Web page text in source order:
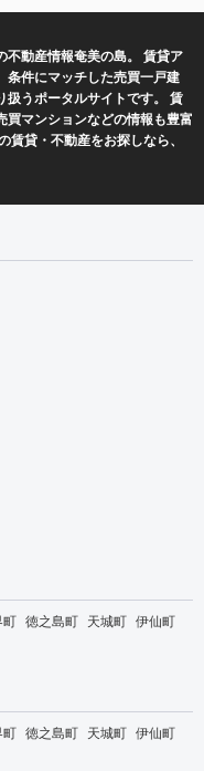
不動産情報奄美の島。 賃貸ア
条件にマッチした売買一戸建
扱うポータルサイトです。 賃
マンションなどの情報も豊富
貸・不動産をお探しなら、
町 徳之島町 天城町 伊仙町
町 徳之島町 天城町 伊仙町